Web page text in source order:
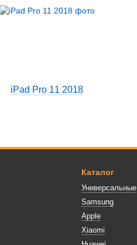
iPad Pro 11 2018
Каталог
Универсальные
Samsung
Apple
Xiaomi